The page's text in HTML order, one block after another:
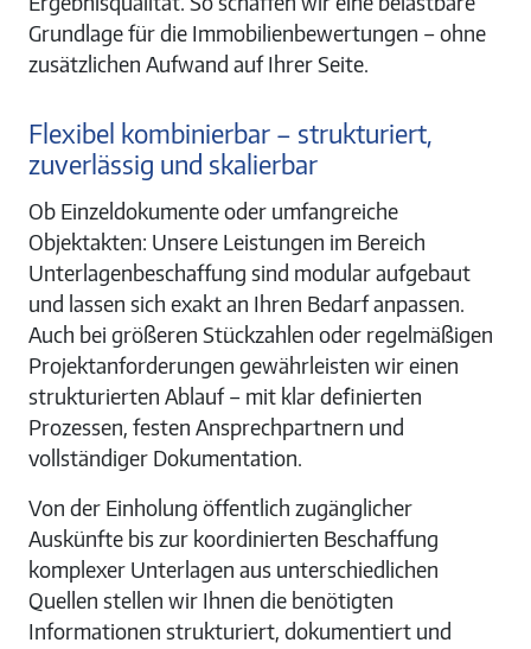
Grundlage für die Immobilienbewertungen – ohne
zusätzlichen Aufwand auf Ihrer Seite.
Flexibel kombinierbar – strukturiert,
zuverlässig und skalierbar
Ob Einzeldokumente oder umfangreiche
Objektakten: Unsere Leistungen im Bereich
Unterlagenbeschaffung sind modular aufgebaut
und lassen sich exakt an Ihren Bedarf anpassen.
Auch bei größeren Stückzahlen oder regelmäßigen
Projektanforderungen gewährleisten wir einen
strukturierten Ablauf – mit klar definierten
Prozessen, festen Ansprechpartnern und
vollständiger Dokumentation.
Von der Einholung öffentlich zugänglicher
Auskünfte bis zur koordinierten Beschaffung
komplexer Unterlagen aus unterschiedlichen
Quellen stellen wir Ihnen die benötigten
Informationen strukturiert, dokumentiert und